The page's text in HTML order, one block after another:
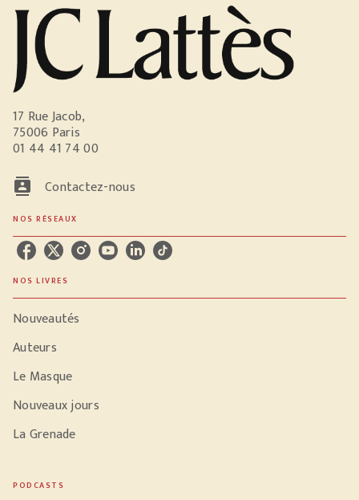
17 Rue Jacob,
75006 Paris
01 44 41 74 00
contacts Contactez-nous
NOS RÉSEAUX
NOS LIVRES
Nouveautés
Auteurs
Le Masque
Nouveaux jours
La Grenade
PODCASTS